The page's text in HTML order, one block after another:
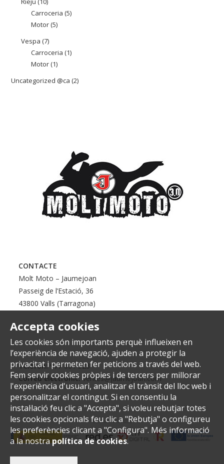
productes
Carroceria 55
Motor 55
Vespa 77
productes
Carroceria 11
Motor 11
producte
Uncategorized @ca 22
Accepta cookies
Les cookies són importants perquè influeixen en
l’experiència de navegació, ajuden a protegir la
privacitat i permeten fer peticions a través del web.
Fem servir cookies pròpies i de tercers per millorar
l'experiència d'usuari, analitzar el trànsit del lloc web i
personalitzar el contingut. Si en consentiu la
instal·lació feu clic a "Accepta", si voleu rebutjar totes
les cookies opcionals feu clic a "Rebutja" o configureu
les preferències clicant a "Configura". Més informació
a la nostrapolítica de cookies.
CONTACTE
Molt Moto – Jaumejoan
Passeig de l’Estació, 36
43800 Valls (Tarragona)
Telèfon:977 601 323
Correu electrònic: ventes@jaumejoan.com